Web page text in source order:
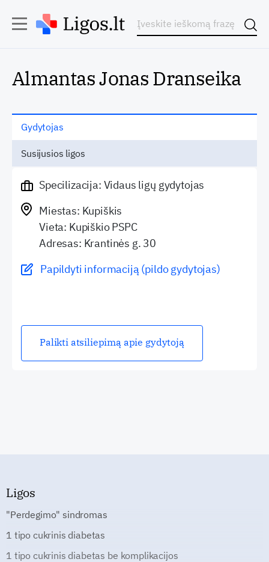
Almantas Jonas Dranseika
Gydytojas
Susijusios ligos
Specilizacija: Vidaus ligų gydytojas
Miestas: Kupiškis
Vieta: Kupiškio PSPC
Adresas: Krantinės g. 30
Papildyti informaciją (pildo gydytojas)
Palikti atsiliepimą apie gydytoją
Ligos
"Perdegimo" sindromas
1 tipo cukrinis diabetas
1 tipo cukrinis diabetas be komplikacijos